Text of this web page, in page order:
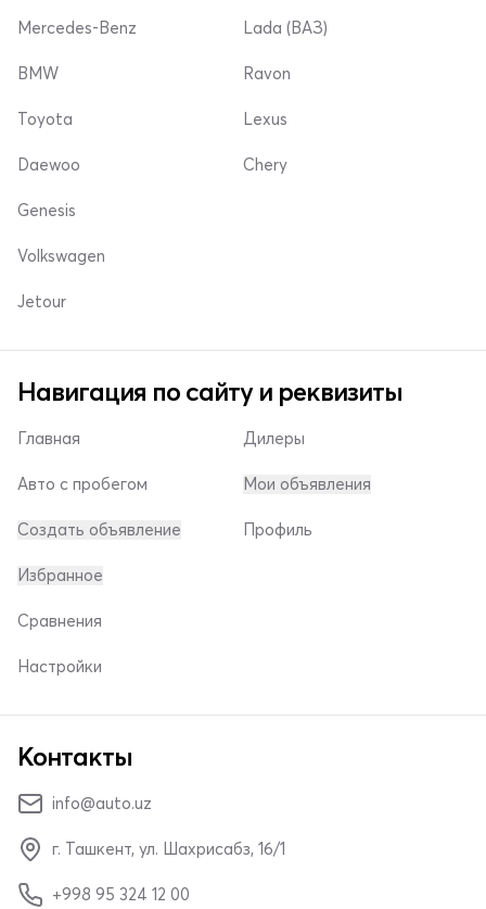
Mercedes-Benz Lada (ВАЗ)
BMW
Toyota
Daewoo
Ravon
Lexus
Chery
Genesis
Volkswagen
Jetour
Навигация по сайту и реквизиты
Главная
Авто с пробегом
Создать объявление
Дилеры
Мои объявления
Профиль
Избранное
Сравнения
Настройки
Контакты
info@auto.uz
г. Ташкент, ул. Шахрисабз, 16/1
+998 95 324 12 00